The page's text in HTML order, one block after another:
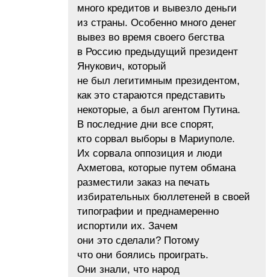
много кредитов и вывезло деньги
из страны. Особенно много денег
вывез во время своего бегства
в Россию предыдущий президент
Янукович, который
не был легитимным президентом,
как это стараются представить
некоторые, а был агентом Путина.
В последние дни все спорят,
кто сорвал выборы в Мариуполе.
Их сорвала оппозиция и люди
Ахметова, которые путем обмана
разместили заказ на печать
избирательных бюллетеней в своей
типографии и преднамеренно
испортили их. Зачем
они это сделали? Потому
что они боялись проиграть.
Они знали, что народ